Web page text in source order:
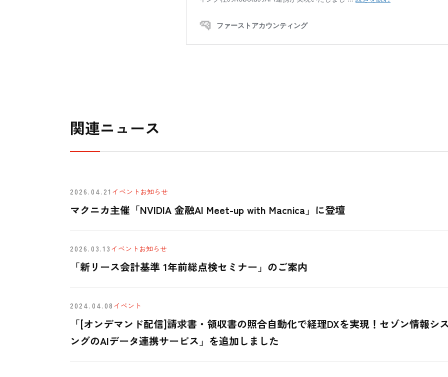
関連ニュース
2026.04.21 イベント お知らせ
マクニカ主催「NVIDIA 金融AI Meet-up with Macnica」に登壇
2026.03.13 イベント お知らせ
「新リース会計基準 1年前総点検セミナー」のご案内
2024.04.08 イベント
「[オンデマンド配信]請求書・領収書の照合自動化で経理DXを実現！セゾン情報
ングのAIデータ連携サービス」を追加しました